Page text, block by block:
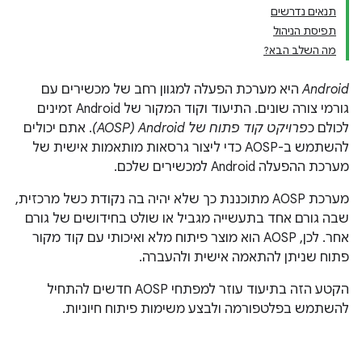
תנאים נדרשים
תפיסת הניהול
מה השלב הבא?
Androidהיא מערכת הפעלה למגוון רחב של מכשירים עם
גורמי צורה שונים. התיעוד וקוד המקור של Android זמינים
לכולם כפרויקט קוד פתוח של Android‏ (AOSP)
. אתם יכולים
להשתמש ב-AOSP כדי ליצור גרסאות מותאמות אישית של
מערכת ההפעלה Android למכשירים שלכם.
מערכת AOSP מתוכננת כך שלא יהיה בה נקודת כשל מרכזית,
שבה גורם אחד בתעשייה מגביל או שולט בחידושים של גורם
אחר. לכן, AOSP הוא מוצר פיתוח מלא ואיכותי עם קוד מקור
פתוח שניתן להתאמה אישית ולהעברה.
הקטע הזה בתיעוד עוזר למפתחי AOSP חדשים להתחיל
להשתמש בפלטפורמה ולבצע משימות פיתוח חיוניות.